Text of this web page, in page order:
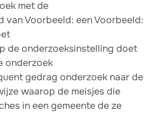
met de
van Voorbeeld: een Voorbeeld:
de onderzoeksinstelling doet
onderzoek
gedrag onderzoek naar de
waarop de meisjes die
in een gemeente de ze